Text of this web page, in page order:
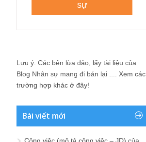
Lưu ý: Các bên lừa đảo, lấy tài liệu của
Blog Nhân sự mang đi bán lại .... Xem các
trường hợp khác ở đây!
Bài viết mới